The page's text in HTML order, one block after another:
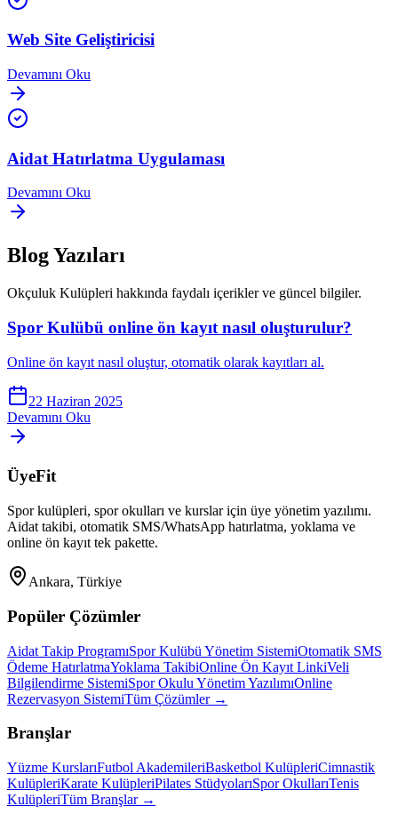
Web Site Geliştiricisi
Devamını Oku
Aidat Hatırlatma Uygulaması
Devamını Oku
Blog Yazıları
Okçuluk Kulüpleri hakkında faydalı içerikler ve güncel bilgiler.
Spor Kulübü online ön kayıt nasıl oluşturulur?
Online ön kayıt nasıl oluştur, otomatik olarak kayıtları al.
22 Haziran 2025
Devamını Oku
ÜyeFit
Spor kulüpleri, spor okulları ve kurslar için üye yönetim yazılımı.
Aidat takibi, otomatik SMS/WhatsApp hatırlatma, yoklama ve
online ön kayıt tek pakette.
Ankara, Türkiye
Popüler Çözümler
Aidat Takip ProgramıSpor Kulübü Yönetim SistemiOtomatik SMS
Ödeme HatırlatmaYoklama TakibiOnline Ön Kayıt LinkiVeli
Bilgilendirme SistemiSpor Okulu Yönetim YazılımıOnline
Rezervasyon SistemiTüm Çözümler →
Branşlar
Yüzme KurslarıFutbol AkademileriBasketbol KulüpleriCimnastik
KulüpleriKarate KulüpleriPilates StüdyolarıSpor OkullarıTenis
KulüpleriTüm Branşlar →